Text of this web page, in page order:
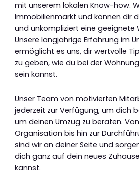
mit unserem lokalen Know-how.
Immobilienmarkt und können dir
und unkompliziert eine geeignete
Unsere langjährige Erfahrung im
ermöglicht es uns, dir wertvolle
zu geben, wie du bei der
sein kannst.
Unser Team von motivierten
jederzeit zur Verfügung, um dich
um deinen Umzug zu beraten.
Organisation bis hin zur
sind wir an deiner Seite und
dich ganz auf dein neues
kannst.